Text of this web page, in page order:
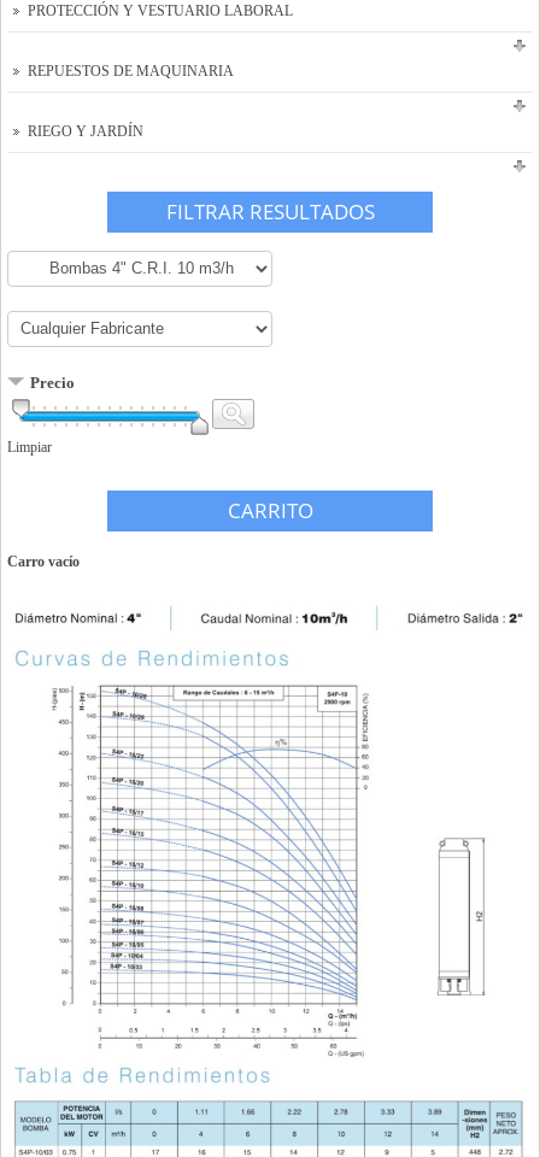
PROTECCIÓN Y VESTUARIO LABORAL
REPUESTOS DE MAQUINARIA
RIEGO Y JARDÍN
FILTRAR RESULTADOS
Precio
Limpiar
CARRITO
Carro vacío